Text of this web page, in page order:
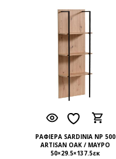
ΡΑΦΙΕΡΑ SARDINIA NP 500
ARTISAN OAK / ΜΑΥΡΟ
50×29.5×137.5εκ